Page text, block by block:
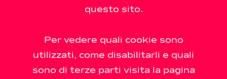
questo sito.
Per vedere quali cookie sono
utilizzati, come disabilitarli e quali
sono di terze parti visita la pagina